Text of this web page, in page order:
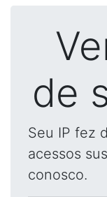
de
Seu IP fez
acessos
conosco.